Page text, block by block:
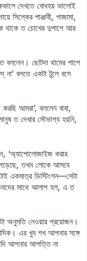
দেখতে বোধহয় ভালোই
সিল্কের পাঞ্জাবী, পাজামা,
থাকে ত চোখের দুপাশে আর
বললেন। ছোটদা থামের পাশে
না’ বলতে একটা টুলে বসে
আমরা’, বললেন বাবা,
ত দেখার সৌভাগ্য হয়নি,
‘অ্যাপোলোজাইজ করার
তখন লোকে আসবে
একমাত্র ডিস্টিংশন—সেটা
সাথে আলাপ হল, এ ত
অনুমতি নেওয়ার প্রয়োজন।
এর খুব শখ আপনার সঙ্গে
আপনার আপত্তি না